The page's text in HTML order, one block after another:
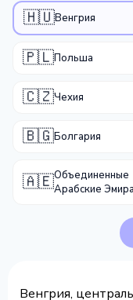
🇭🇺Венгрия
🇵🇱Польша
🇨🇿Чехия
🇧🇬Болгария
🇦🇪Объединенные
Арабские
Венгрия,